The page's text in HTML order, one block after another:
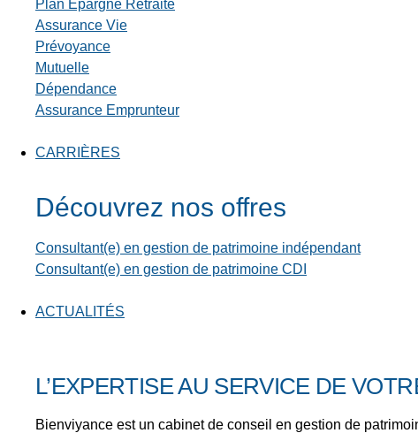
Plan Épargne Retraite
Assurance Vie
Prévoyance
Mutuelle
Dépendance
Assurance Emprunteur
CARRIÈRES
Découvrez nos offres
Consultant(e) en gestion de patrimoine indépendant
Consultant(e) en gestion de patrimoine CDI
ACTUALITÉS
L’EXPERTISE AU SERVICE DE
Bienviyance est un cabinet de conseil en gestion de